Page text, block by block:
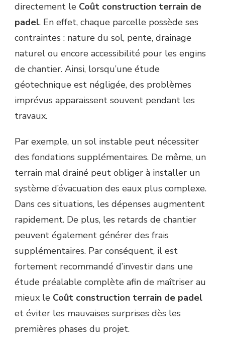
D’UN
PROJET
?
directement le Coût construction terrain de
padel. En effet, chaque parcelle possède ses
contraintes : nature du sol, pente, drainage
naturel ou encore accessibilité pour les engins
de chantier. Ainsi, lorsqu’une étude
géotechnique est négligée, des problèmes
imprévus apparaissent souvent pendant les
travaux.
Par exemple, un sol instable peut nécessiter
des fondations supplémentaires. De même, un
terrain mal drainé peut obliger à installer un
système d’évacuation des eaux plus complexe.
Dans ces situations, les dépenses augmentent
rapidement. De plus, les retards de chantier
peuvent également générer des frais
supplémentaires. Par conséquent, il est
fortement recommandé d’investir dans une
étude préalable complète afin de maîtriser au
mieux le Coût construction terrain de padel
et éviter les mauvaises surprises dès les
premières phases du projet.